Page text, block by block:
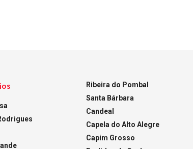
Ribeira do Pombal
Santa Bárbara
Candeal
Capela do Alto Alegre
Capim Grosso